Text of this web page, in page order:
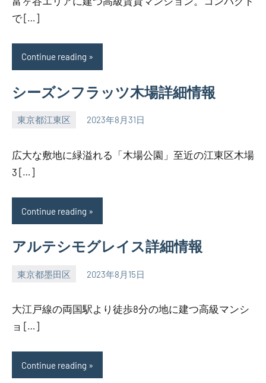
で […]
Continue reading
シーズンフラッツ木場詳細情報
東京都江東区 2023年8月31日
SEZIMO
広大な敷地に緑溢れる「木場公園」至近の江東区木場
3 […]
Continue reading
アルテシモグレイス詳細情報
東京都墨田区 2023年8月15日
SEZIMO
大江戸線の両国駅より徒歩8分の地に建つ高級マンシ
ョ […]
Continue reading